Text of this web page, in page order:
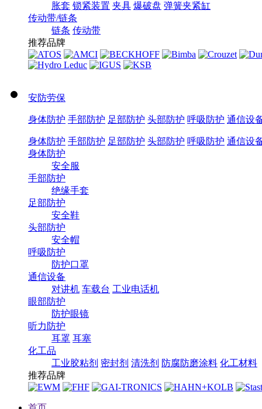
胀套 锁紧装置 夹具 爆破盘 弹簧夹紧缸
传动带/链条
链条 传动带
推荐品牌
安防劳保
身体防护 手部防护 足部防护 头部防护 呼吸防护 通信设
身体防护 手部防护 足部防护 头部防护 呼吸防护 通信设
身体防护
安全服
手部防护
绝缘手套
足部防护
安全鞋
头部防护
安全帽
呼吸防护
防护口罩
通信设备
对讲机 车载台 工业电话机
眼部防护
防护眼镜
听力防护
耳罩 耳塞
化工品
工业胶粘剂 密封剂 清洗剂 防腐防磨涂料 化工材料
推荐品牌